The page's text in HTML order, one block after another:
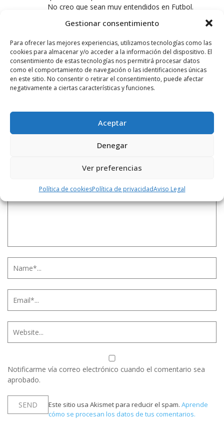
Gestionar consentimiento
Para ofrecer las mejores experiencias, utilizamos tecnologías como las
cookies para almacenar y/o acceder a la información del dispositivo. El
consentimiento de estas tecnologías nos permitirá procesar datos
como el comportamiento de navegación o las identificaciones únicas
en este sitio. No consentir o retirar el consentimiento, puede afectar
negativamente a ciertas características y funciones.
Aceptar
Denegar
Ver preferencias
Política de cookiesPolítica de privacidadAviso Legal
No creo que sean muy entendidos en Futbol.
año se los primeros y poder celebrar los 100 años
del Haro Deportivo.
AUPA EL HARO!
15 NOVIEMBRE, 2013 AT 13:54
Notificarme vía correo electrónico cuando el comentario sea
aprobado.
Este sitio usa Akismet para reducir el spam. Aprende
cómo se procesan los datos de tus comentarios.